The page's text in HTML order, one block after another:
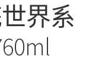
世界系